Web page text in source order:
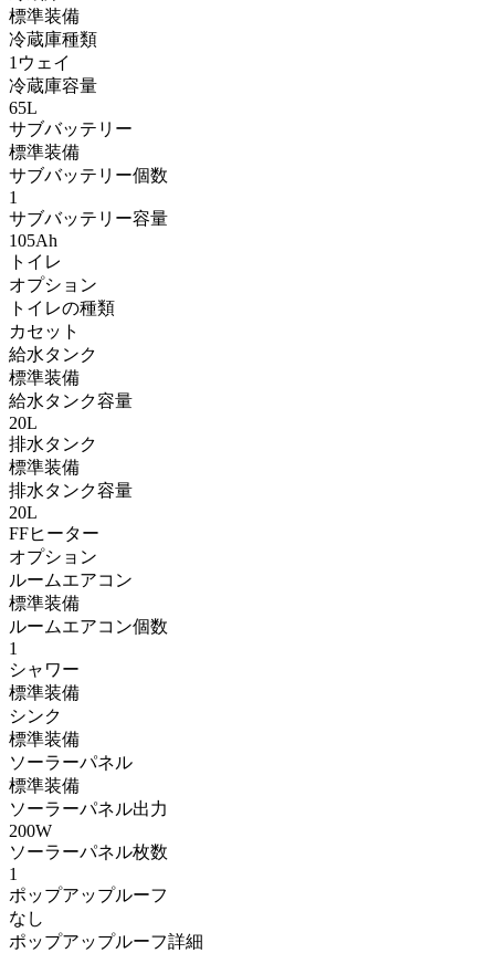
標準装備
冷蔵庫種類
1ウェイ
冷蔵庫容量
65L
サブバッテリー
標準装備
サブバッテリー個数
1
サブバッテリー容量
105Ah
トイレ
オプション
トイレの種類
カセット
給水タンク
標準装備
給水タンク容量
20L
排水タンク
標準装備
排水タンク容量
20L
FFヒーター
オプション
ルームエアコン
標準装備
ルームエアコン個数
1
シャワー
標準装備
シンク
標準装備
ソーラーパネル
標準装備
ソーラーパネル出力
200W
ソーラーパネル枚数
1
ポップアップルーフ
なし
ポップアップルーフ詳細